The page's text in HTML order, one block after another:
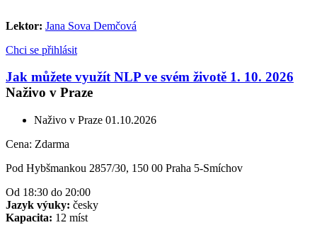
Lektor: Jana Sova Demčová
Chci se přihlásit
Jak můžete využít NLP ve svém životě 1. 10. 2026
Naživo v Praze
Naživo v Praze 01.10.2026
Cena: Zdarma
Pod Hybšmankou 2857/30, 150 00 Praha 5-Smíchov
Od 18:30 do 20:00
Jazyk výuky: česky
Kapacita: 12 míst